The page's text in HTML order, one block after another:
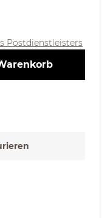
Postdienstleisters